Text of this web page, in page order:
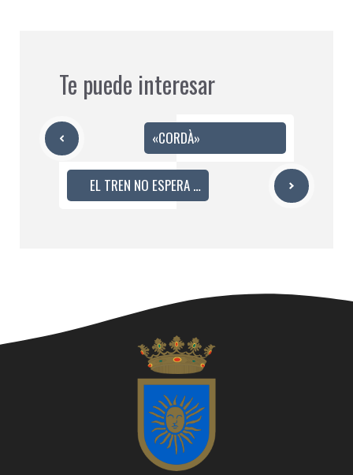
Te puede interesar
«CORDÀ»
EL TREN NO ESPERA …